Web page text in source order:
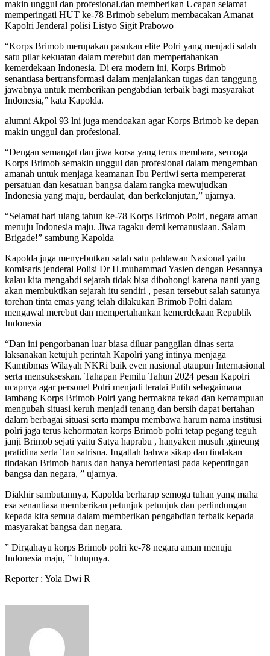
makin unggul dan profesional.dan memberikan Ucapan selamat
memperingati HUT ke-78 Brimob sebelum membacakan Amanat
Kapolri Jenderal polisi Listyo Sigit Prabowo
“Korps Brimob merupakan pasukan elite Polri yang menjadi salah
satu pilar kekuatan dalam merebut dan mempertahankan
kemerdekaan Indonesia. Di era modern ini, Korps Brimob
senantiasa bertransformasi dalam menjalankan tugas dan tanggung
jawabnya untuk memberikan pengabdian terbaik bagi masyarakat
Indonesia,” kata Kapolda.
alumni Akpol 93 lni juga mendoakan agar Korps Brimob ke depan
makin unggul dan profesional.
“Dengan semangat dan jiwa korsa yang terus membara, semoga
Korps Brimob semakin unggul dan profesional dalam mengemban
amanah untuk menjaga keamanan Ibu Pertiwi serta mempererat
persatuan dan kesatuan bangsa dalam rangka mewujudkan
Indonesia yang maju, berdaulat, dan berkelanjutan,” ujarnya.
“Selamat hari ulang tahun ke-78 Korps Brimob Polri, negara aman
menuju Indonesia maju. Jiwa ragaku demi kemanusiaan. Salam
Brigade!” sambung Kapolda
Kapolda juga menyebutkan salah satu pahlawan Nasional yaitu
komisaris jenderal Polisi Dr H.muhammad Yasien dengan Pesannya
kalau kita mengabdi sejarah tidak bisa dibohongi karena nanti yang
akan membuktikan sejarah itu sendiri , pesan tersebut salah satunya
torehan tinta emas yang telah dilakukan Brimob Polri dalam
mengawal merebut dan mempertahankan kemerdekaan Republik
Indonesia
“Dan ini pengorbanan luar biasa diluar panggilan dinas serta
laksanakan ketujuh perintah Kapolri yang intinya menjaga
Kamtibmas Wilayah NKRi baik even nasional ataupun Internasional
serta mensukseskan. Tahapan Pemilu Tahun 2024 pesan Kapolri
ucapnya agar personel Polri menjadi teratai Putih sebagaimana
lambang Korps Brimob Polri yang bermakna tekad dan kemampuan
mengubah situasi keruh menjadi tenang dan bersih dapat bertahan
dalam berbagai situasi serta mampu membawa harum nama institusi
polri jaga terus kehormatan korps Brimob polri tetap pegang teguh
janji Brimob sejati yaitu Satya haprabu , hanyaken musuh ,gineung
pratidina serta Tan satrisna. Ingatlah bahwa sikap dan tindakan
tindakan Brimob harus dan hanya berorientasi pada kepentingan
bangsa dan negara, ” ujarnya.
Diakhir sambutannya, Kapolda berharap semoga tuhan yang maha
esa senantiasa memberikan petunjuk petunjuk dan perlindungan
kepada kita semua dalam memberikan pengabdian terbaik kepada
masyarakat bangsa dan negara.
” Dirgahayu korps Brimob polri ke-78 negara aman menuju
Indonesia maju, ” tutupnya.
Reporter : Yola Dwi R